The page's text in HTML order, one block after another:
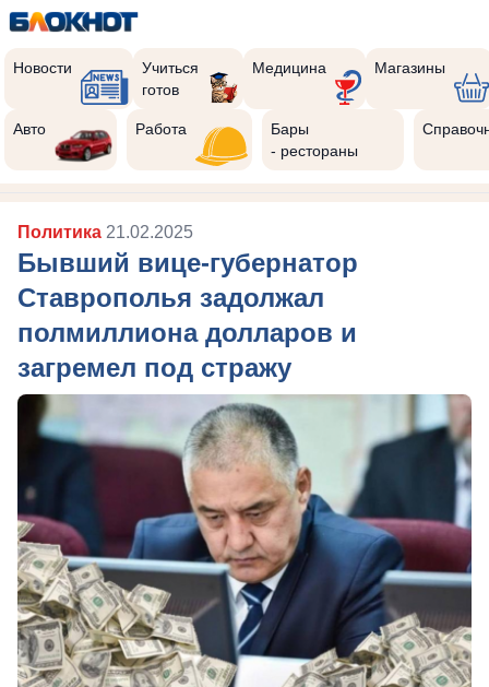
Новости
Учиться
готов
Медицина Магазины
Авто Работа
Бары
- рестораны
Политика 21.02.2025
Бывший вице-губернатор
Ставрополья задолжал
полмиллиона долларов и
загремел под стражу